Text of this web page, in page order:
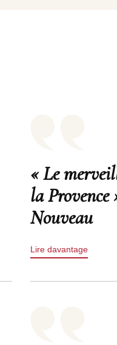
« Le
la
Nouveau
Lire davantage